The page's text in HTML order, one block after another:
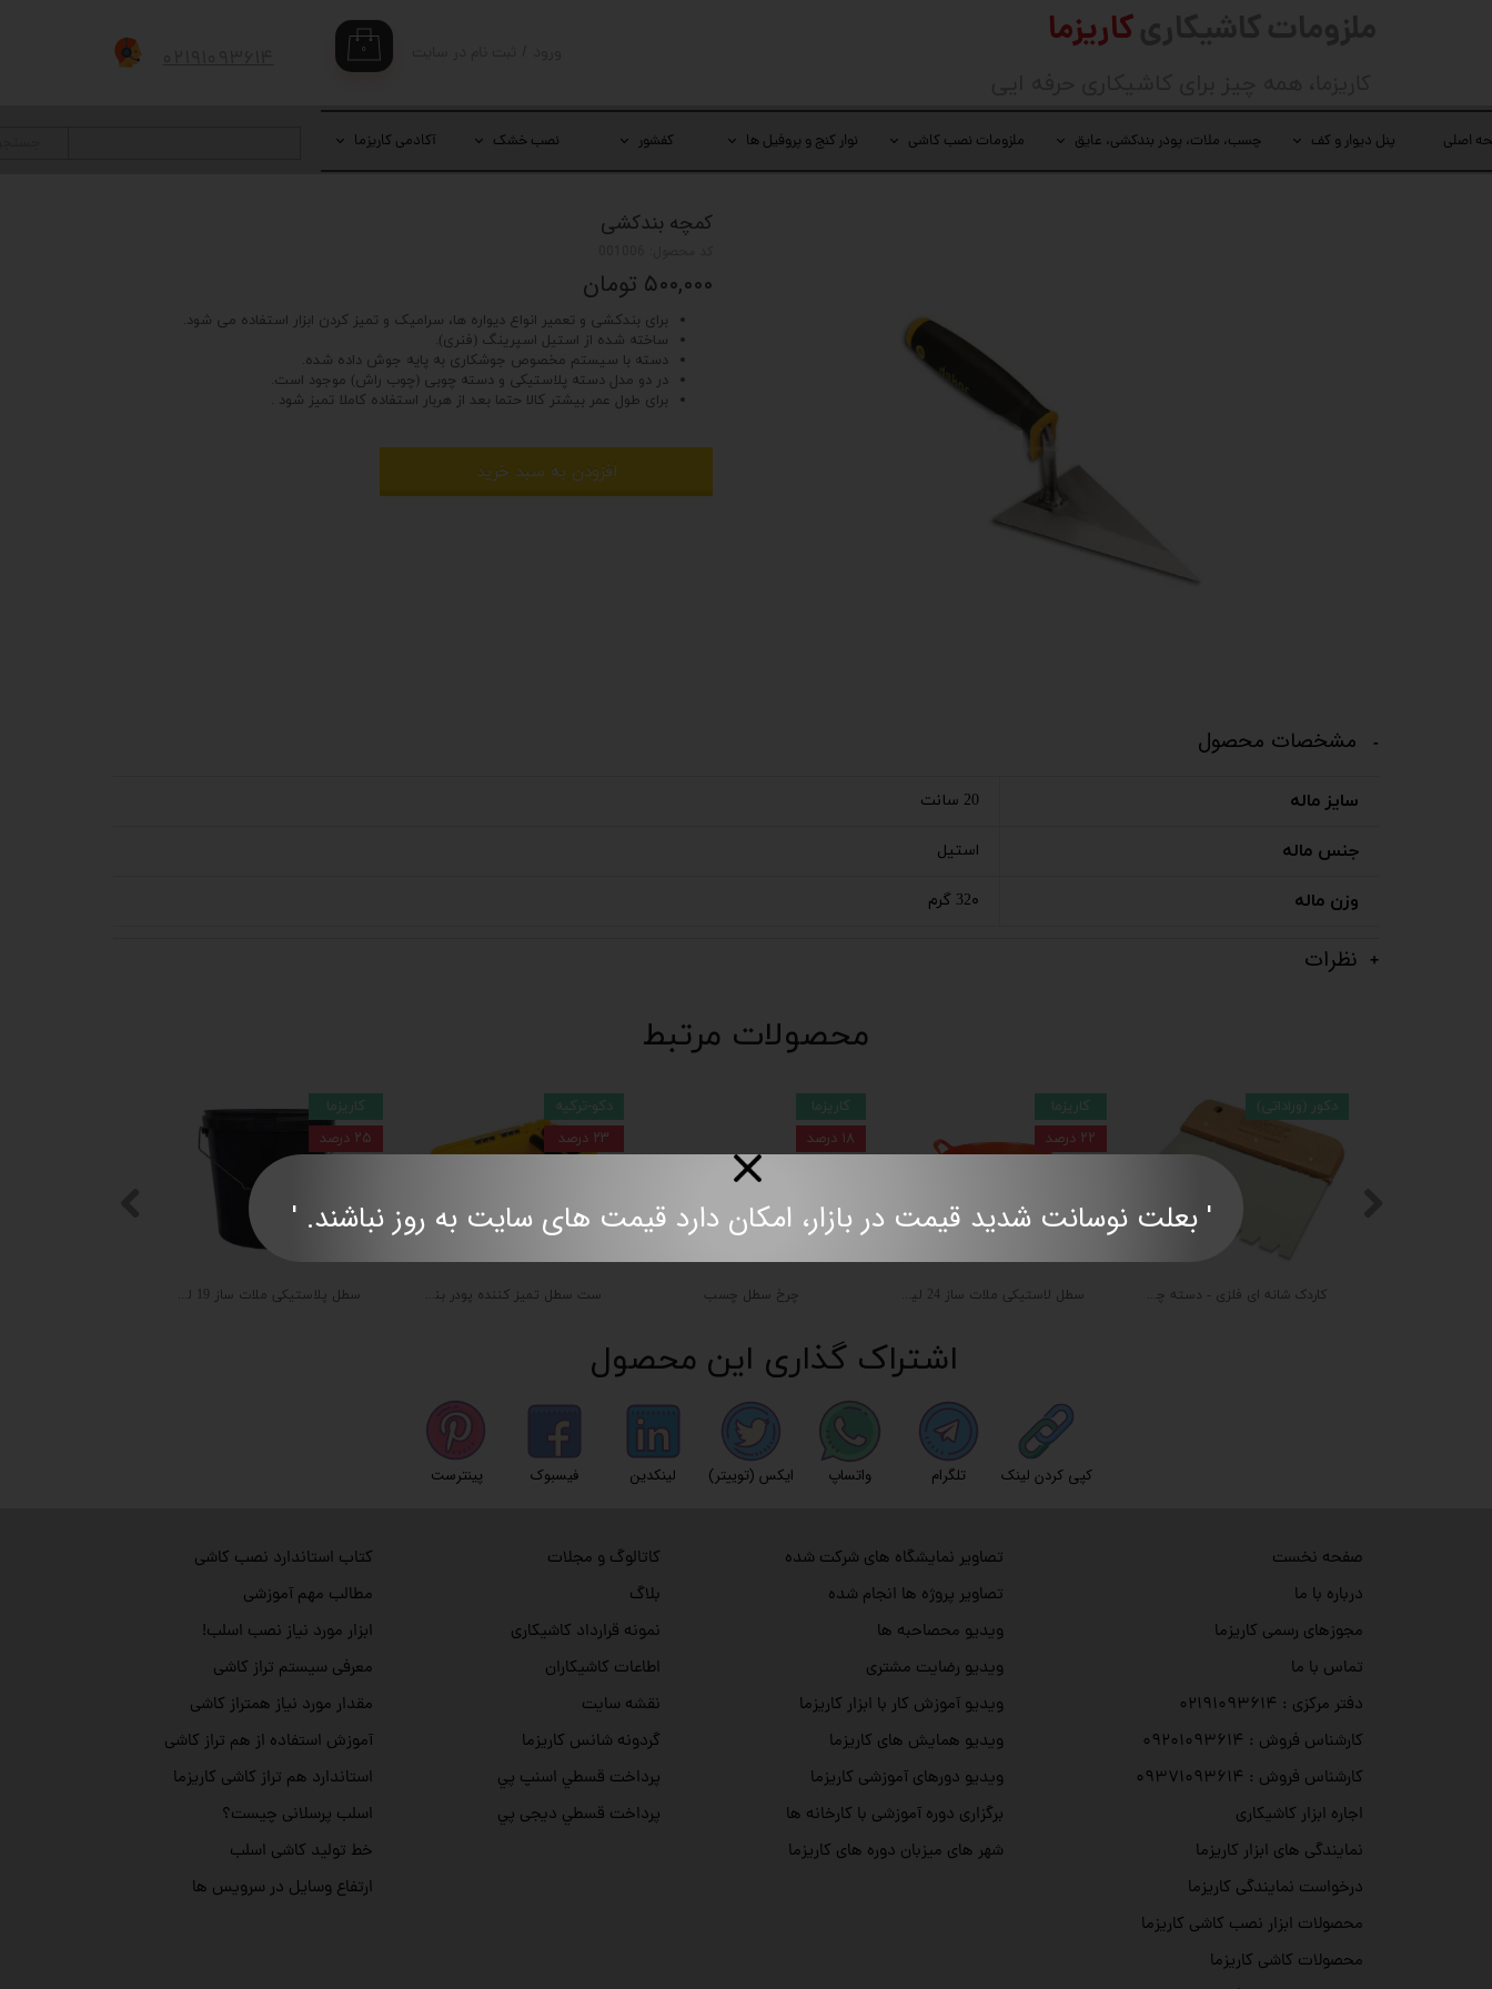
۰
تغییر گذر واژه
سفارشات
کاریزما
اصلی پنل دیوار و کف چسب، ملات، پودر بندکشی، عایق ملزومات نصب کاشی نوار کنج و پروفیل ها کفشور نصب خشک آکادمی کاریزما
کمچه بندکشی
۵۰۰,۰۰۰ تومان
برای بندکشی و تعمیر انواع دیواره ها، سرامیک و تمیز کردن ابزار استفاده می شود.
ساخته شده از استیل اسپرینگ (فنری).
دسته با سیستم مخصوص جوشکاری به پایه جوش داده شده.
در دو مدل دسته پلاستیکی و دسته چوبی (چوب راش) موجود است.
برای طول عمر بیشتر کالا حتما بعد از هربار استفاده کاملا تمیز شود .
افزودن به سبد خرید
مشخصات محصول
سایز ماله 20 سانت
جنس ماله استیل
وزن ماله 32۰ گرم
نظرات
سطل پلاستیکی ملات ساز 19 لیتری
کاریزما
۲۵ درصد
ست سطل تمیز کننده پودر بندکشی
دکو-ترکیه
۲۳ درصد
چرخ سطل چسب
کاریزما
۱۸ درصد
سطل لاستیکی ملات ساز 24 لیتری
کاریزما
۲۲ درصد
کاردک شانه ای فلزی - دسته چوبی 10*10 میل
دکور (وراداتی)
کپی کردن لینک تلگرام واتساپ ایکس (توییتر) لینکدین فیسبوک پینترست
محصولات مرتبط
اشتراک گذاری این محصول
تصاویر نمایشگاه های شرکت شده
تصاویر پروژه ها انجام شده
ویدیو محصاحبه ها
ویدیو رضایت مشتری
ویدیو آموزش کار با ابزار کاریزما
ویدیو همایش های کاریزما
ویدیو دورهای آموزشی کاریزما
برگزاری دوره آموزشی با کارخانه ها
شهر های میزبان دوره های کاریزما
صفحه نخست
درباره با ما
مجوزهای رسمی کاریزما
تماس با ما
دفتر مرکزی : ۰۲۱۹۱۰۹۳۶۱۴
کارشناس فروش : ۰۹۲۰۱۰۹۳۶۱۴
کارشناس فروش : ۰۹۳۷۱۰۹۳۶۱۴
اجاره ابزار کاشیکاری
نمایندگی های ابزار کاریزما
درخواست نمایندگی کاریزما
محصولات ابزار نصب کاشی کاریزما
محصولات کاشی کاریزما
کاتالوگ و مجلات
بلاگ
نمونه قرارداد کاشیکاری
اطاعات کاشیکاران
نقشه سایت
گردونه شانس کاریزما
پرداخت قسطي اسنپ پي
پرداخت قسطي دیجی پي
کتاب استاندارد نصب کاشی
مطالب مهم آموزشی
ابزار مورد نیاز نصب اسلب!
معرفی سیستم تراز کاشی
مقدار مورد نیاز همتراز کاشی
آموزش استفاده از هم تراز کاشی
استاندارد هم تراز کاشی کاریزما
اسلب پرسلانی چیست؟
خط تولید کاشی اسلب
ارتفاع وسایل در سرویس ها
' بعلت نوسانت شدید قیمت در بازار، امکان دارد قیمت های سایت به روز نباشند. '​​​​​​​​​​​​​​